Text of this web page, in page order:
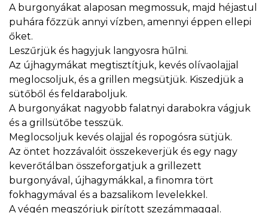
A burgonyákat alaposan megmossuk, majd héjastul
puhára főzzük annyi vízben, amennyi éppen ellepi
őket.
Leszűrjük és hagyjuk langyosra hűlni.
Az újhagymákat megtisztítjuk, kevés olívaolajjal
meglocsoljuk, és a grillen megsütjük. Kiszedjük a
sütőből és feldaraboljuk.
A burgonyákat nagyobb falatnyi darabokra vágjuk
és a grillsütőbe tesszük.
Meglocsoljuk kevés olajjal és ropogósra sütjük.
Az öntet hozzávalóit összekeverjük és egy nagy
keverőtálban összeforgatjuk a grillezett
burgonyával, újhagymákkal, a finomra tört
fokhagymával és a bazsalikom levelekkel.
A végén megszórjuk pirított szezámmaggal.